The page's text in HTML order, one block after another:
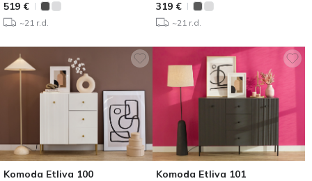
519 €
~21 r.d.
319 €
~21 r.d.
Komoda Etliva 100 Komoda Etliva 101